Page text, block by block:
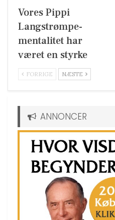
Vores Pippi
Langstrømpe-
mentalitet har
været en styrke
FORRIGE NÆSTE
ANNONCER